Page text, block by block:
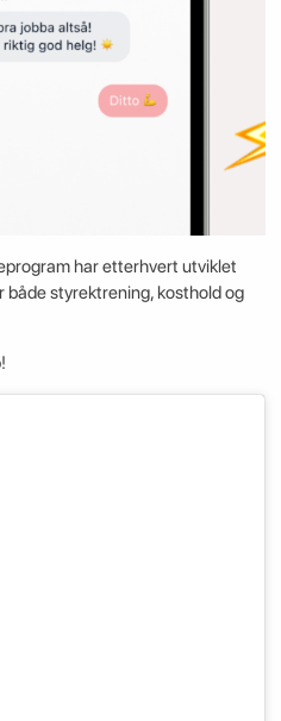
har etterhvert utviklet
både styrektrening, kosthold og